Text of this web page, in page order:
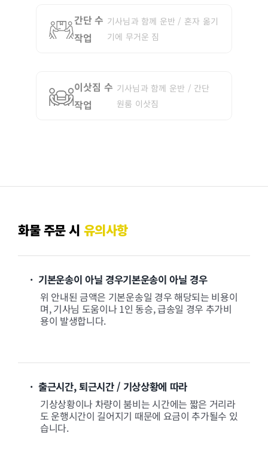
간단 수
작업
기사님과 함께 운반 / 혼자 옮기
기에 무거운 짐
이삿짐 수
작업
기사님과 함께 운반 / 간단
원룸 이삿짐
화물 주문 시 유의사항
· 기본운송이 아닐 경우기본운송이 아닐 경우
위 안내된 금액은 기본운송일 경우 해당되는 비용이
며, 기사님 도움이나 1인 동승, 급송일 경우 추가비
용이 발생합니다.
· 출근시간, 퇴근시간 / 기상상황에 따라
기상상황이나 차량이 붐비는 시간에는 짧은 거리라
도 운행시간이 길어지기 때문에 요금이 추가될수 있
습니다.